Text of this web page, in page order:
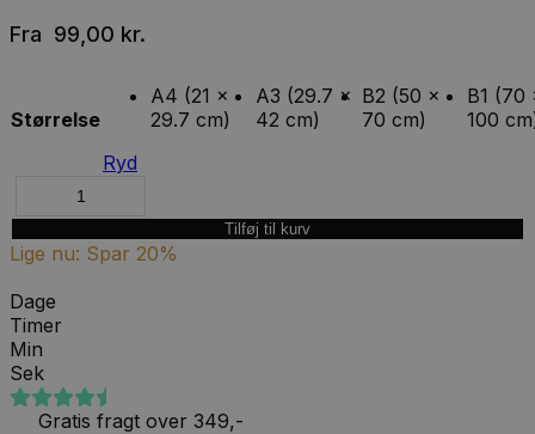
Fra 99,00 kr.
Størrelse
A4 (21 x
29.7 cm)
A3 (29.7 x
42 cm)
B2 (50 x
70 cm)
B1 (70
100
Ryd
Tilføj til kurv
Lige nu: Spar 20%
Dage
Timer
Min
Sek
Gratis fragt over 349,-